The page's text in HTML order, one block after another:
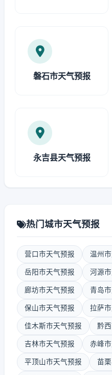
磐石市天气预报
永吉县天气预报
热门城市天气预报
营口市天气预报 温州
岳阳市天气预报 河源
廊坊市天气预报 青岛
保山市天气预报 拉萨
佳木斯市天气预报 黔
吉林市天气预报 赤峰
平顶山市天气预报 苗